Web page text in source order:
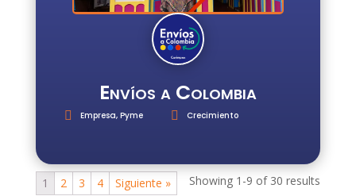
Envíos a Colombia
Empresa, Pyme Crecimiento
Showing 1-9 of 30 results
1 2 3 4 Siguiente »